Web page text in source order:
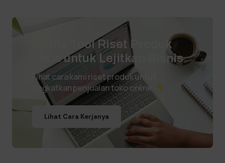
Ini Dia Tool Riset Produk
Laris untuk Lejitkan Bisnis
Lihat cara kami riset produk untuk
tingkatkan penjualan toko online.
Lihat Cara Kerjanya